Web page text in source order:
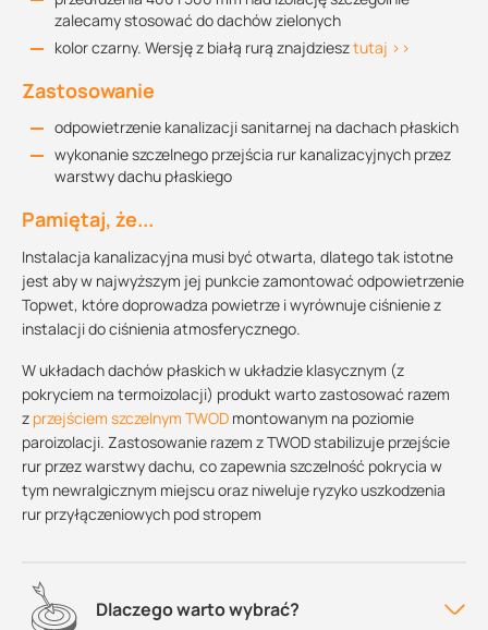
zalecamy stosować do dachów zielonych
kolor czarny. Wersję z białą rurą znajdziesztutaj >>
Zastosowanie
odpowietrzenie kanalizacji sanitarnej na dachach płaskich
wykonanie szczelnego przejścia rur kanalizacyjnych przez
warstwy dachu płaskiego
Pamiętaj, że...
Instalacja kanalizacyjna musi być otwarta, dlatego tak istotne
jest aby w najwyższym jej punkcie zamontować odpowietrzenie
Topwet, które doprowadza powietrze i wyrównuje ciśnienie z
instalacji do ciśnienia atmosferycznego.
W układach dachów płaskich w układzie klasycznym (z
pokryciem na termoizolacji) produkt warto zastosować razem
z przejściem szczelnym TWOD montowanym na poziomie
paroizolacji. Zastosowanie razem z TWOD stabilizuje przejście
rur przez warstwy dachu, co zapewnia szczelność pokrycia w
tym newralgicznym miejscu oraz niweluje ryzyko uszkodzenia
rur przyłączeniowych pod stropem
Dlaczego warto wybrać?